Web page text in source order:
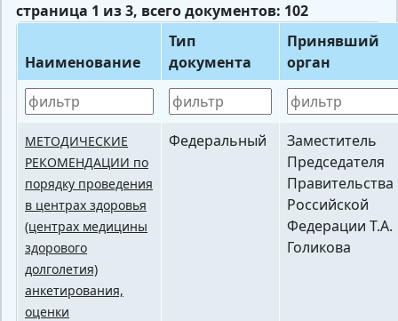
страница 1 из 3, всего документов: 102
Наименование
Тип
документа
Принявший
орган
МЕТОДИЧЕСКИЕ
РЕКОМЕНДАЦИИ по
порядку проведения
в центрах здоровья
(центрах медицины
здорового
долголетия)
анкетирования,
оценки
Федеральный
Заместитель
Председателя
Правительства
Российской
Федерации Т.А.
Голикова